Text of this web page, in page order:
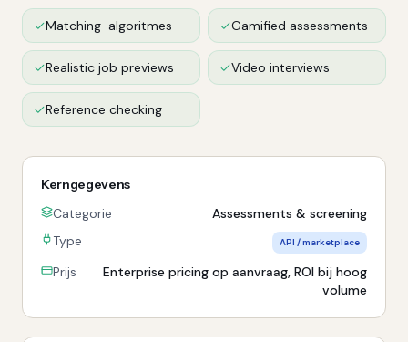
Matching-algoritmes Gamified assessments
Realistic job previews Video interviews
Reference checking
Kerngegevens
Categorie
Assessments & screening
Type
API / marketplace
Prijs
Enterprise pricing op aanvraag, ROI bij hoog
volume